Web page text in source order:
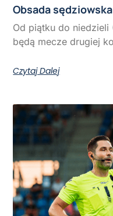
Obsada
Od piątku do
będą mecze drugiej
Czytaj Dalej